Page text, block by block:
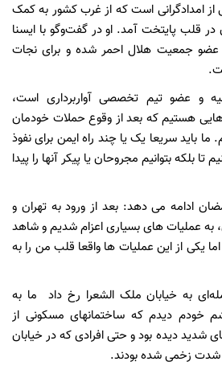
۲۸ ساله یکی از امدادگرانی است که از غرب کشور به کمک
قلب پایتخت آمد. او در گفت‌وگو با ایسنا
که عضو جمعیت هلال احمر شده و برای نجات
و عضو تیم تخصصی آواربرداری است،
هستیم که بعد از وقوع حملات خودمان
باید سریعا یک یا چند راه ایمن برای نفوذ
بلکه بتوانیم مجروحان یا پیکر آنها را پیدا
ادامه می دهد: بعد از ورود به تهران و
به عملیات های بسیاری اعزام شدیم و شاهد
یکی از این عملیات ها واقعا قلب من را به
به خیابان ملک الشعرا رخ داد ما به
خودم دیدم که ساختمانهای مسکونی از
دیده بود و حتی افرادی که در خیابان
شدت زخمی شده بودند.